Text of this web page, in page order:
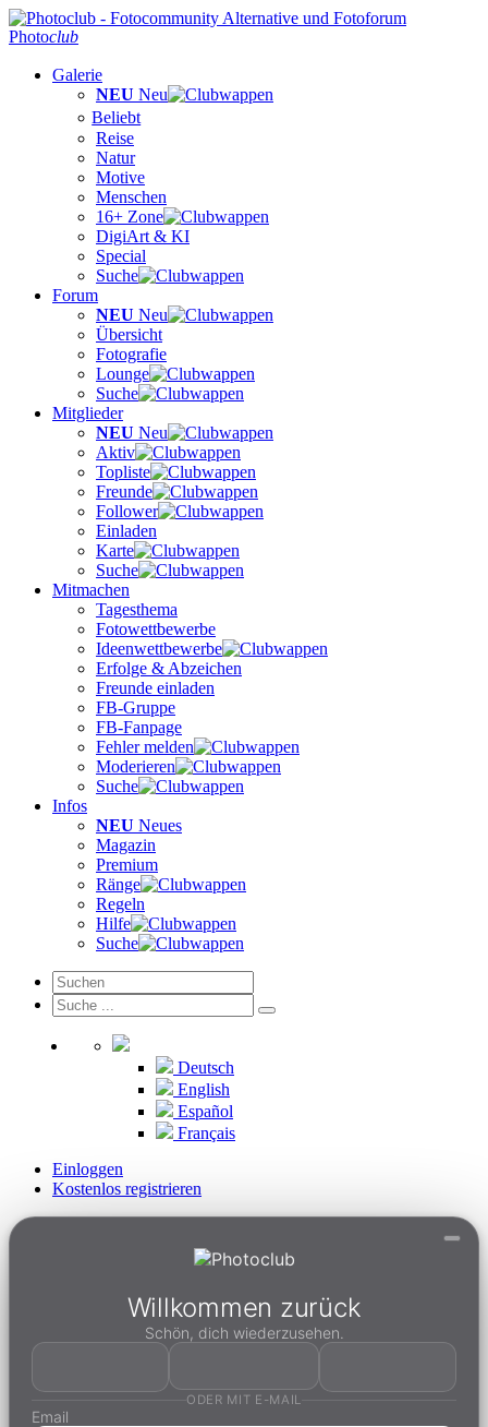
Photoclub
Galerie
NEU Neu
Beliebt
Reise
Natur
Motive
Menschen
16+ Zone
DigiArt & KI
Special
Suche
Forum
NEU Neu
Übersicht
Fotografie
Lounge
Suche
Mitglieder
NEU Neu
Aktiv
Topliste
Freunde
Follower
Einladen
Karte
Suche
Mitmachen
Tagesthema
Fotowettbewerbe
Ideenwettbewerbe
Erfolge & Abzeichen
Freunde einladen
FB-Gruppe
FB-Fanpage
Fehler melden
Moderieren
Suche
Infos
NEU Neues
Magazin
Premium
Ränge
Regeln
Hilfe
Suche
Deutsch
English
Español
Français
Einloggen
Kostenlos registrieren
Willkommen zurück
Schön, dich wiederzusehen.
ODER MIT E-MAIL
Email